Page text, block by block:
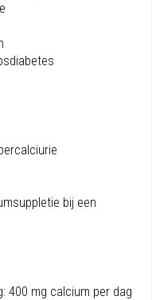
bij een
400 mg calcium per dag